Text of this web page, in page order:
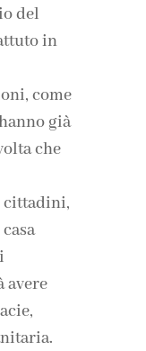
del
in
come
già
che
cittadini,
avere